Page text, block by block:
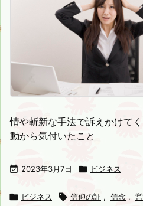
情や斬新な手法で訴えかけて
動から気付いたこと
 2023年3月7日  ビジネス
 ビジネス  信仰の証 , 信念 ,